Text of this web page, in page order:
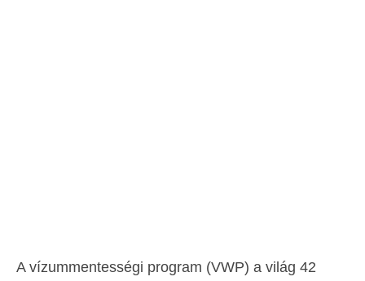
(Dán
A vízummentességi program (VWP) a világ 42